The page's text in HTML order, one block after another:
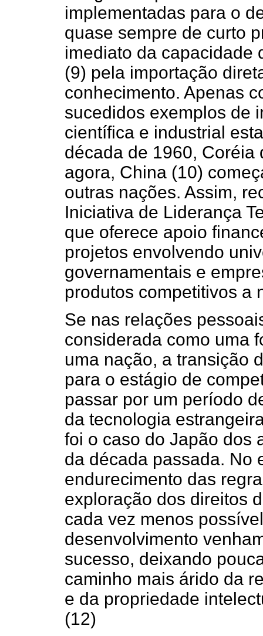
implementadas para o
quase sempre de curto
imediato da capacidade
(9) pela importação
conhecimento. Apenas
sucedidos exemplos de
científica e industrial
década de 1960, Coréia
agora, China (10)
outras nações. Assim,
Iniciativa de Liderança
que oferece apoio
projetos envolvendo
governamentais e
produtos competitivos a
Se nas relações
considerada como uma
uma nação, a transição
para o estágio de
passar por um período
da tecnologia
foi o caso do Japão dos
da década passada. No
endurecimento das
exploração dos direitos
cada vez menos
desenvolvimento
sucesso, deixando
caminho mais árido da
e da propriedade
(12)